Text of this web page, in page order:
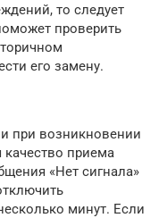
то следует
проверить
его замену.
при возникновении
качество приема
«Нет сигнала»
минут. Если